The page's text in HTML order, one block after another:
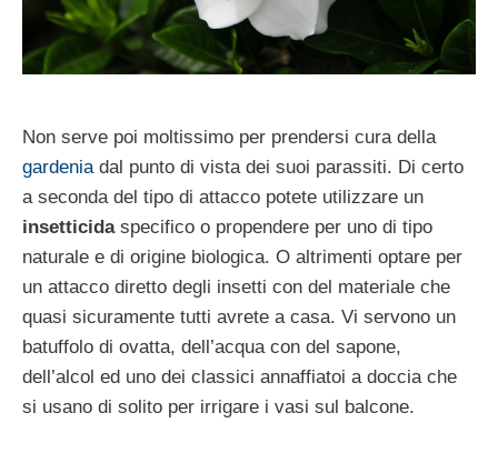
Non serve poi moltissimo per prendersi cura della
gardeniadal punto di vista dei suoi parassiti. Di certo
a seconda del tipo di attacco potete utilizzare un
insetticidaspecifico o propendere per uno di tipo
naturale e di origine biologica. O altrimenti optare per
un attacco diretto degli insetti con del materiale che
quasi sicuramente tutti avrete a casa. Vi servono un
batuffolo di ovatta, dell’acqua con del sapone,
dell’alcol ed uno dei classici annaffiatoi a doccia che
si usano di solito per irrigare i vasi sul balcone.